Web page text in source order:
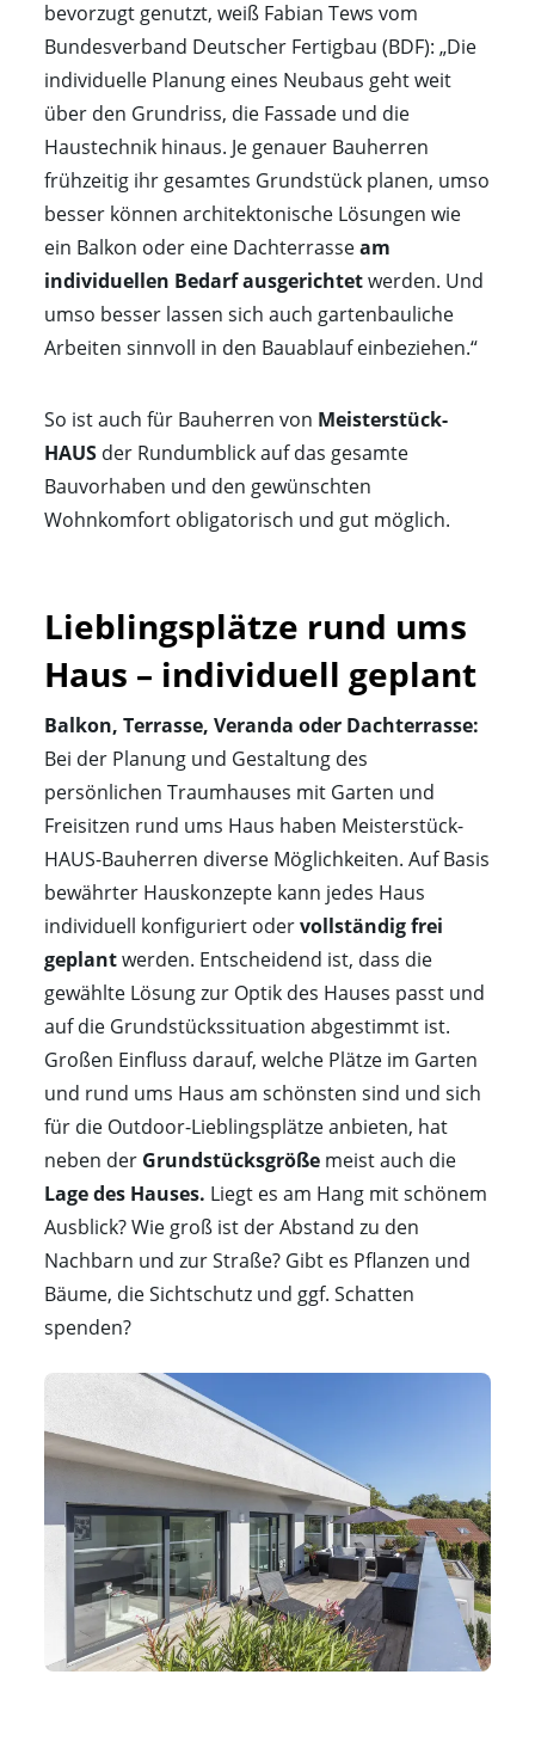
bevorzugt genutzt, weiß Fabian Tews vom
Bundesverband Deutscher Fertigbau (BDF): „Die
individuelle Planung eines Neubaus geht weit
über den Grundriss, die Fassade und die
Haustechnik hinaus. Je genauer Bauherren
frühzeitig ihr gesamtes Grundstück planen, umso
besser können architektonische Lösungen wie
ein Balkon oder eine Dachterrasseam
individuellen Bedarf ausgerichtetwerden. Und
umso besser lassen sich auch gartenbauliche
Arbeiten sinnvoll in den Bauablauf einbeziehen.“
So ist auch für Bauherren von Meisterstück-
HAUS der Rundumblick auf das gesamte
Bauvorhaben und den gewünschten
Wohnkomfort obligatorisch und gut möglich.
Lieblingsplätze rund ums
Haus – individuell geplant
Balkon, Terrasse, Veranda oder Dachterrasse:
Bei der Planung und Gestaltung des
persönlichen Traumhauses mit Garten und
Freisitzen rund ums Haus haben Meisterstück-
HAUS-Bauherren diverse Möglichkeiten. Auf Basis
bewährter Hauskonzepte kann jedes Haus
individuell konfiguriert odervollständig frei
geplantwerden. Entscheidend ist, dass die
gewählte Lösung zur Optik des Hauses passt und
auf die Grundstückssituation abgestimmt ist.
Großen Einfluss darauf, welche Plätze im Garten
und rund ums Haus am schönsten sind und sich
für die Outdoor-Lieblingsplätze anbieten, hat
neben der Grundstücksgröße meist auch die
Lage des Hauses. Liegt es am Hang mit schönem
Ausblick? Wie groß ist der Abstand zu den
Nachbarn und zur Straße? Gibt es Pflanzen und
Bäume, die Sichtschutz und ggf. Schatten
spenden?